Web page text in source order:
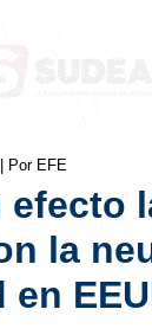
| Por EFE
efecto
la
en